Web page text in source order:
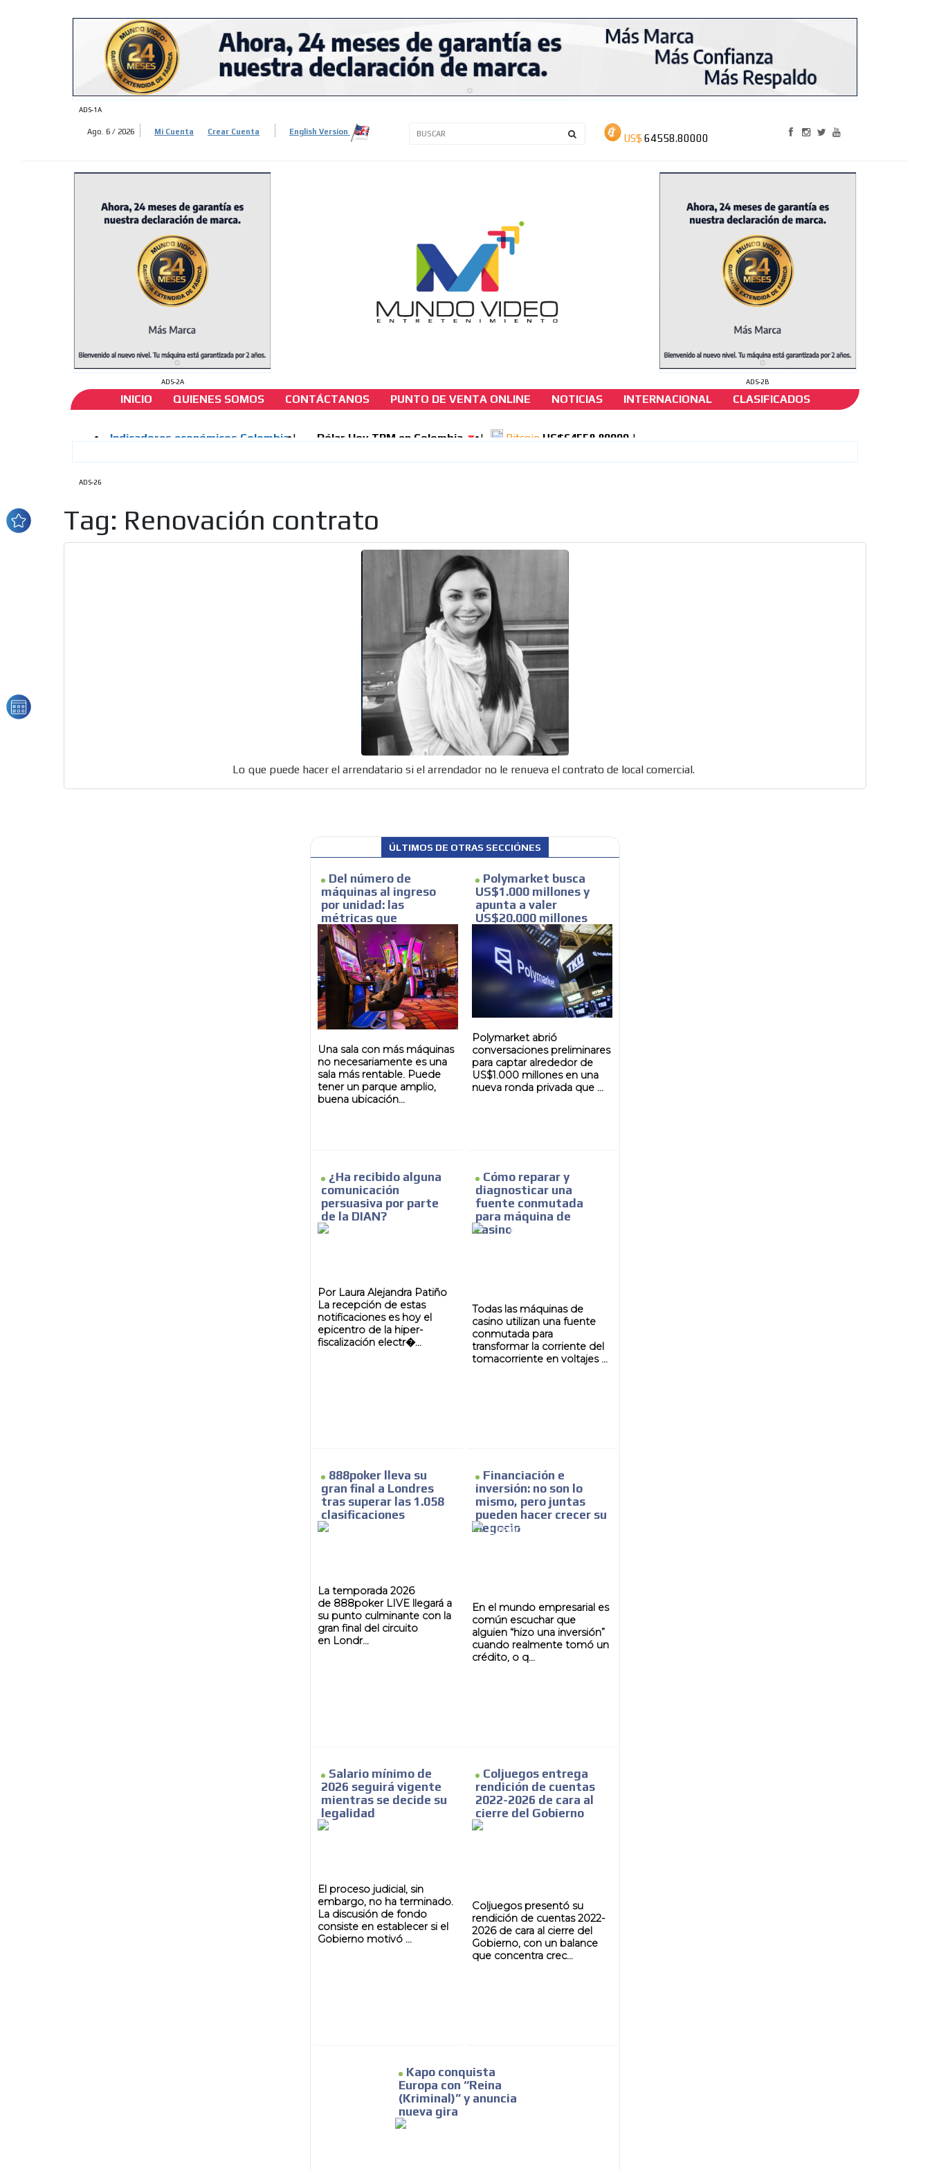
ADS-1A
Ago. 6 / 2026 Mi Cuenta Crear Cuenta English Version
ADS-2A ADS-2B
INICIO QUIENES SOMOS CONTÁCTANOS PUNTO DE VENTA ONLINE NOTICIAS INTERNACIONAL CLASIFICADOS
Lo que puede hacer el arrendatario si el
arrendador no le renueva el contrato de local
ADS-26
Tag: Renovación contrato
Lo que puede hacer el arrendatario si el arrendador no le renueva el contrato de local comercial.
ÚLTIMOS DE OTRAS SECCIÓNES
Del número de
máquinas al ingreso
por unidad: las
métricas que
realmente describen
una sala
Una sala con más máquinas
no necesariamente es una
sala más rentable. Puede
tener un parque amplio,
buena ubicación...
Polymarket busca
US$1.000 millones y
apunta a valer
US$20.000 millones
Polymarket abrió
conversaciones preliminares
para captar alrededor de
US$1.000 millones en una
nueva ronda privada que ...
¿Ha recibido alguna
comunicación
persuasiva por parte
de la DIAN?
Por Laura Alejandra Patiño
La recepción de estas
notificaciones es hoy el
epicentro de la hiper-
fiscalización electr�...
Cómo reparar y
diagnosticar una
fuente conmutada
para máquina de
casino
Todas las máquinas de
casino utilizan una fuente
conmutada para
transformar la corriente del
tomacorriente en voltajes ...
888poker lleva su
gran final a Londres
tras superar las 1.058
clasificaciones
La temporada 2026
de 888poker LIVE llegará a
su punto culminante con la
gran final del circuito
en Londr...
Financiación e
inversión: no son lo
mismo, pero juntas
pueden hacer crecer su
negocio
En el mundo empresarial es
común escuchar que
alguien “hizo una inversión”
cuando realmente tomó un
crédito, o q...
Salario mínimo de
2026 seguirá vigente
mientras se decide su
legalidad
El proceso judicial, sin
embargo, no ha terminado.
La discusión de fondo
consiste en establecer si el
Gobierno motivó ...
Coljuegos entrega
rendición de cuentas
2022-2026 de cara al
cierre del Gobierno
Coljuegos presentó su
rendición de cuentas 2022-
2026 de cara al cierre del
Gobierno, con un balance
que concentra crec...
Kapo conquista
Europa con “Reina
(Kriminal)” y anuncia
nueva gira
MVE
ADS
ADVERTISEMENT
MEDIUM